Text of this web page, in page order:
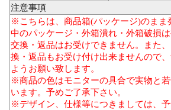
注意事項
※こちらは、商品箱(パッケージ)のまま
中のパッケージ・外箱潰れ・外箱破損は
交換・返品はお受けできません。また
換・返品もお受け付け出来ませんので
ようお願い致します。
※商品の色はモニターの具合で実物と
います。予めご了承下さい。
※デザイン、仕様等につきましては、